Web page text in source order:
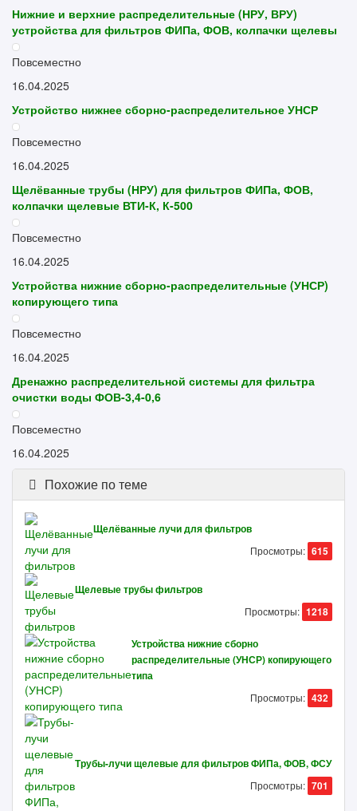
Нижние и верхние распределительные (НРУ, ВРУ)
устройства для фильтров ФИПа, ФОВ, колпачки щелевы
Повсеместно
16.04.2025
Устройство нижнее сборно-распределительное УНСР
Повсеместно
16.04.2025
Щелёванные трубы (НРУ) для фильтров ФИПа, ФОВ,
колпачки щелевые ВТИ-К, К-500
Повсеместно
16.04.2025
Устройства нижние сборно-распределительные (УНСР)
копирующего типа
Повсеместно
16.04.2025
Дренажно распределительной системы для фильтра
очистки воды ФОВ-3,4-0,6
Повсеместно
16.04.2025
Похожие по теме
Щелёванные лучи для фильтров
Просмотры: 615
Щелевые трубы фильтров
Просмотры: 1218
Устройства нижние сборно
распределительные (УНСР) копирующего
типа
Просмотры: 432
Трубы-лучи щелевые для фильтров ФИПа, ФОВ, ФСУ
Просмотры: 701